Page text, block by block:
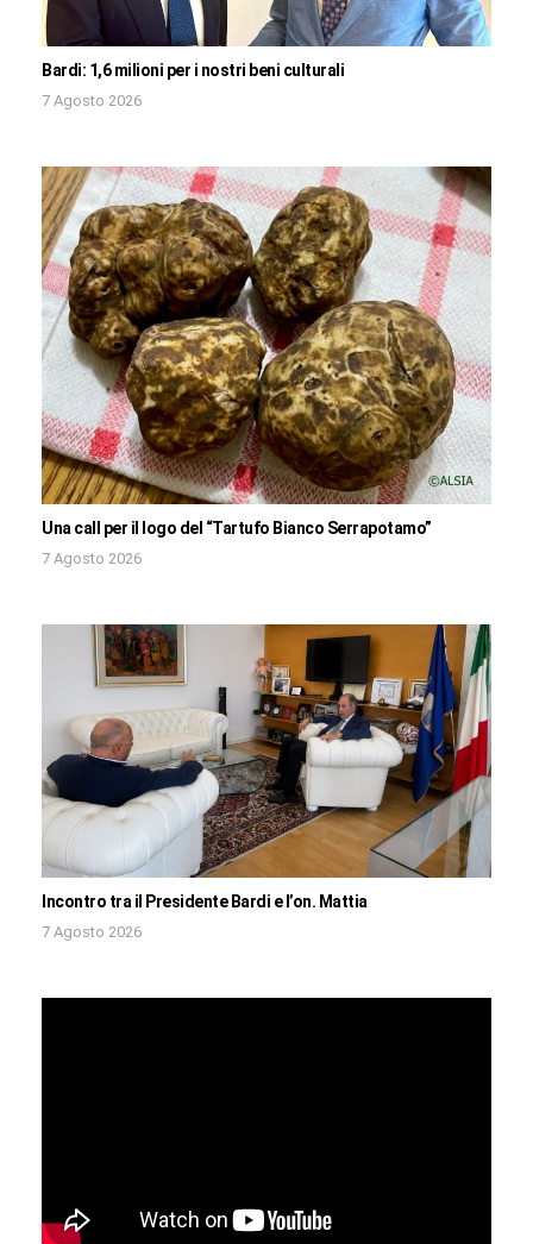
Bardi: 1,6 milioni per i nostri beni culturali
7 Agosto 2026
Una call per il logo del “Tartufo Bianco Serrapotamo”
7 Agosto 2026
Incontro tra il Presidente Bardi e l’on. Mattia
7 Agosto 2026